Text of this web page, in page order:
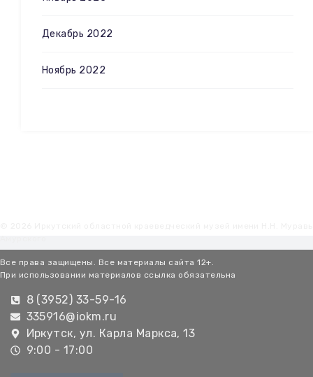
Декабрь 2022
Ноябрь 2022
Все права защищены. Все материалы сайта 12+.
При использовании материалов ссылка обязательна
8 (3952) 33-59-16
335916@iokm.ru
Иркутск, ул. Карла Маркса, 13
9:00 - 17:00